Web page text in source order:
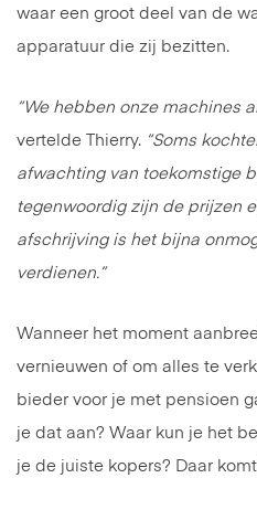
waar een groot deel van de
apparatuur die zij bezitten.
“We hebben onze machines
vertelde Thierry. “Soms
afwachting van toekomstige
tegenwoordig zijn de prijzen
afschrijving is het bijna
verdienen.”
Wanneer het moment
vernieuwen of om alles te
bieder voor je met pensioen
je dat aan? Waar kun je het
je de juiste kopers? Daar